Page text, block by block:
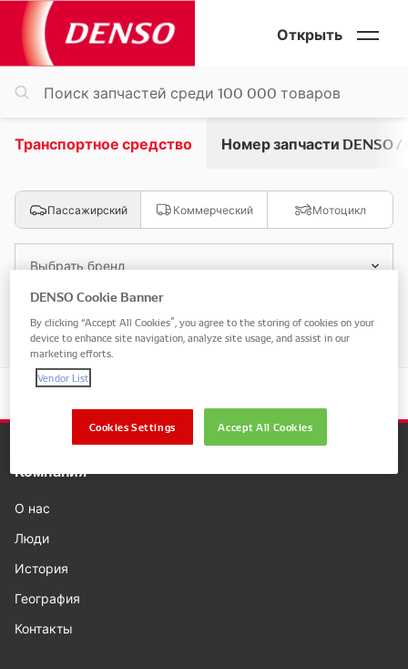
Открыть
Транспортное средство Номер запчасти DENSO /
Пассажирский Коммерческий Мотоцикл
Выбрать бренд
Выбрать модель
Компания
О нас
Люди
История
География
Контакты
DENSO Cookie Banner
By clicking “Accept All Cookies”, you agree to the storing of cookies on your
device to enhance site navigation, analyze site usage, and assist in our
marketing efforts.
Vendor List
Accept All Cookies
Cookies Settings